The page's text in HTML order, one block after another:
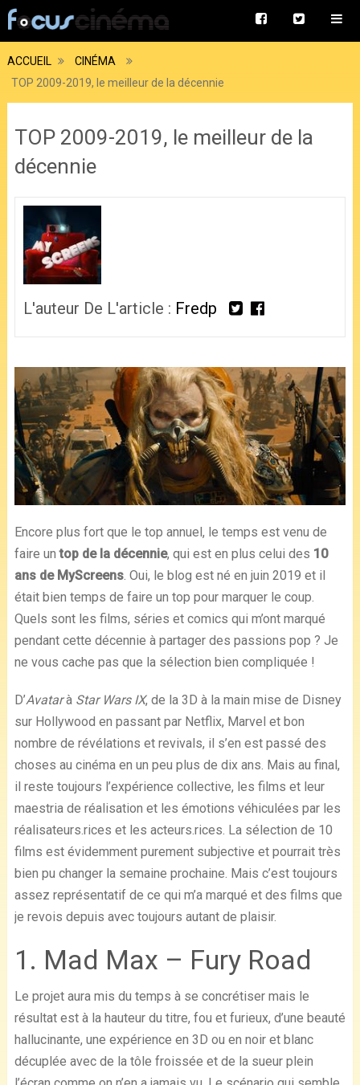
ACCUEIL
CINÉMA
TOP 2009-2019, le meilleur de la décennie
TOP 2009-2019, le meilleur de la
décennie
L'auteur De L'article : Fredp
Encore plus fort que le top annuel, le temps est venu de
faire untop de la décennie, qui est en plus celui des 10
ans de MyScreens. Oui, le blog est né en juin 2019 et il
était bien temps de faire un top pour marquer le coup.
Quels sont les films, séries et comics qui m’ont marqué
pendant cette décennie à partager des passions pop ? Je
ne vous cache pas que la sélection bien compliquée !
D’Avatarà Star Wars IX, de la 3D à la main mise de Disney
sur Hollywood en passant par Netflix, Marvel et bon
nombre de révélations et revivals, il s’en est passé des
choses au cinéma en un peu plus de dix ans. Mais au final,
il reste toujours l’expérience collective, les films et leur
maestria de réalisation et les émotions véhiculées par les
réalisateurs.rices et les acteurs.rices. La sélection de 10
films est évidemment purement subjective et pourrait très
bien pu changer la semaine prochaine. Mais c’est toujours
assez représentatif de ce qui m’a marqué et des films que
je revois depuis avec toujours autant de plaisir.
1. Mad Max – Fury Road
Le projet aura mis du temps à se concrétiser mais le
résultat est à la hauteur du titre, fou et furieux, d’une beauté
hallucinante, une expérience en 3D ou en noir et blanc
décuplée avec de la tôle froissée et de la sueur plein